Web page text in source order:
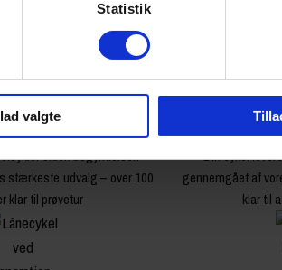
Statistik
valgte
i elcykler
siden begyndelsen
stærkeste udvalg – over 100
klar til prøvetur
Din cykel
gennemgået af
klar til